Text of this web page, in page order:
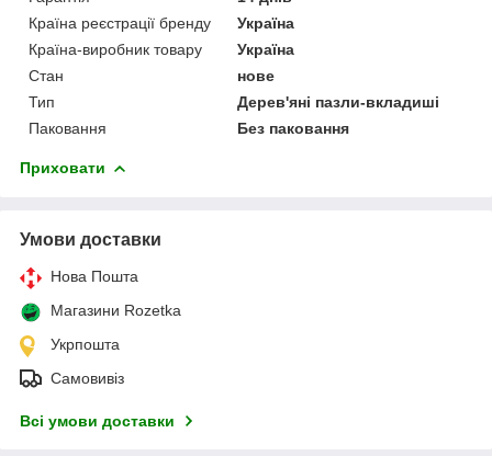
Країна реєстрації бренду
Україна
Країна-виробник товару
Україна
Стан
нове
Тип
Дерев'яні пазли-вкладиші
Паковання
Без паковання
Приховати
Умови доставки
Нова Пошта
Магазини Rozetka
Укрпошта
Самовивіз
Всі умови доставки